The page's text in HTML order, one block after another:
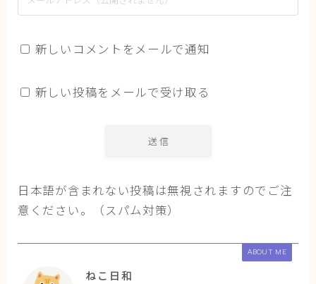
新しいコメントをメールで通知
新しい投稿をメールで受け取る
日本語が含まれない投稿は無視されますのでご注
意ください。（スパム対策）
ABOUT ME
ねこ日和